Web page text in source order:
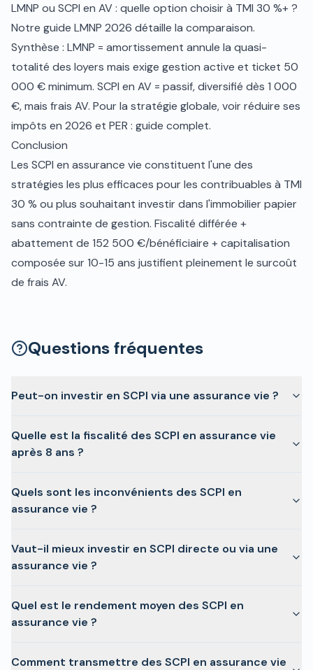
LMNP ou SCPI en AV : quelle option choisir à TMI 30 %+ ?
Notre guide LMNP 2026 détaille la comparaison.
Synthèse : LMNP = amortissement annule la quasi-
totalité des loyers mais exige gestion active et ticket 50
000 € minimum. SCPI en AV = passif, diversifié dès 1 000
€, mais frais AV. Pour la stratégie globale, voirréduire ses
impôts en 2026 et PER : guide complet.
Conclusion
Les SCPI en assurance vie constituent l'une des
stratégies les plus efficaces pour les contribuables à TMI
30 % ou plus souhaitant investir dans l'immobilier papier
sans contrainte de gestion. Fiscalité différée +
abattement de 152 500 €/bénéficiaire + capitalisation
composée sur 10-15 ans justifient pleinement le surcoût
de frais AV.
Questions fréquentes
Peut-on investir en SCPI via une assurance vie ?
Quelle est la fiscalité des SCPI en assurance vie
après 8 ans ?
Quels sont les inconvénients des SCPI en
assurance vie ?
Vaut-il mieux investir en SCPI directe ou via une
assurance vie ?
Quel est le rendement moyen des SCPI en
assurance vie ?
Comment transmettre des SCPI en assurance vie